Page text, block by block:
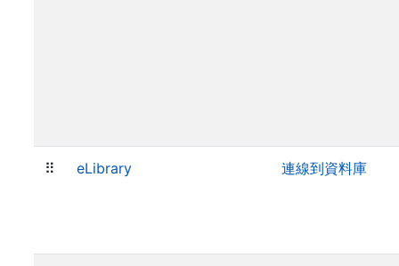
⠿ eLibrary 連線到資料庫